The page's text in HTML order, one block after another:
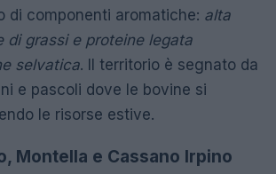
di componenti aromatiche: alta
di grassi e proteine legata
selvatica. Il territorio è segnato da
e pascoli dove le bovine si
le risorse estive.
Montella e Cassano Irpino